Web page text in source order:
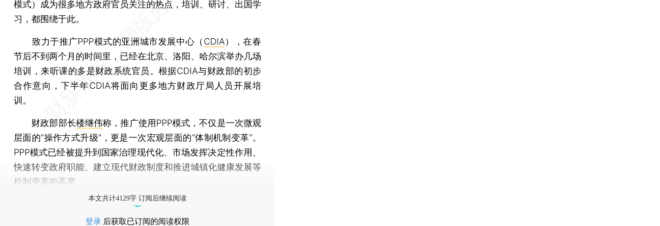
模式）成为很多地方政府官员关注的热点，培训、研讨、出国学
习，都围绕于此。
致力于推广PPP模式的亚洲城市发展中心（ CDIA），在春
节后不到两个月的时间里，已经在北京、洛阳、哈尔滨举办几场
培训，来听课的多是财政系统官员。根据CDIA与财政部的初步
合作意向，下半年CDIA将面向更多地方财政厅局人员开展培
训。
财政部部长楼继伟称，推广使用PPP模式，不仅是一次微观
层面的“操作方式升级”，更是一次宏观层面的“体制机制变革”。
PPP模式已经被提升到国家治理现代化、市场发挥决定性作用、
快速转变政府职能、建立现代财政制度和推进城镇化健康发展等
机制变革的高度。
本文共计4129字 订阅后继续阅读
登录 后获取已订阅的阅读权限